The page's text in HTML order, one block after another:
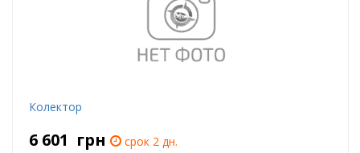
Колектор
6 601 грн
срок 2 дн.